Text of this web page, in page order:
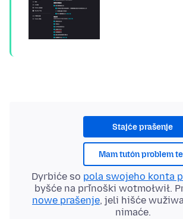
Stajće prašenje
Mam tutón problem
Dyrbiće so pola swojeho konta
byšće na přinoški wotmołwił.
nowe prašenje, jeli hišće
nimaće.